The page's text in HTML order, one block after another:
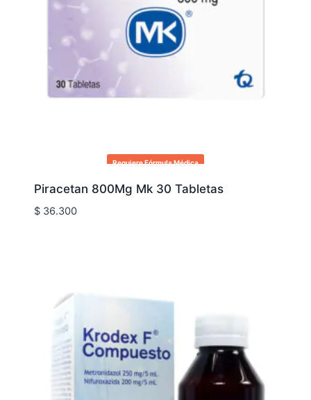
Requiere Fórmula Médica
Piracetan 800Mg Mk 30 Tabletas
$36.300